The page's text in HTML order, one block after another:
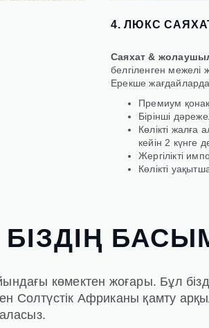
4. ЛЮКС
Саяхат &
белгіленген межелі
Ерекше
Премиум
Бірінші
Көлікті жалға
кейін 2 күнге
Жергілікті
Көлікті
БІЗДІҢ
көмектен жоғары. Бұл
Солтүстік Африканы қамту